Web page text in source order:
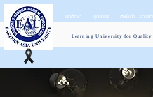
Learning University for
นักศึกษา บุคลากร ศิษย์เก่า ข่าวส